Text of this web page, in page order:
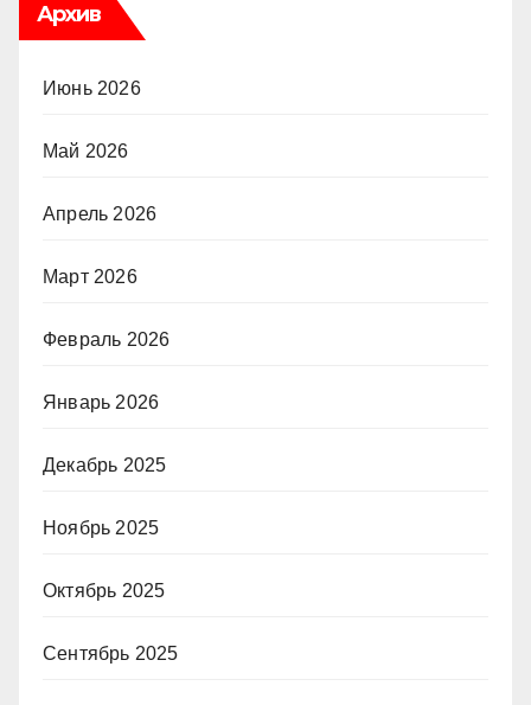
Архив
Июнь 2026
Май 2026
Апрель 2026
Март 2026
Февраль 2026
Январь 2026
Декабрь 2025
Ноябрь 2025
Октябрь 2025
Сентябрь 2025